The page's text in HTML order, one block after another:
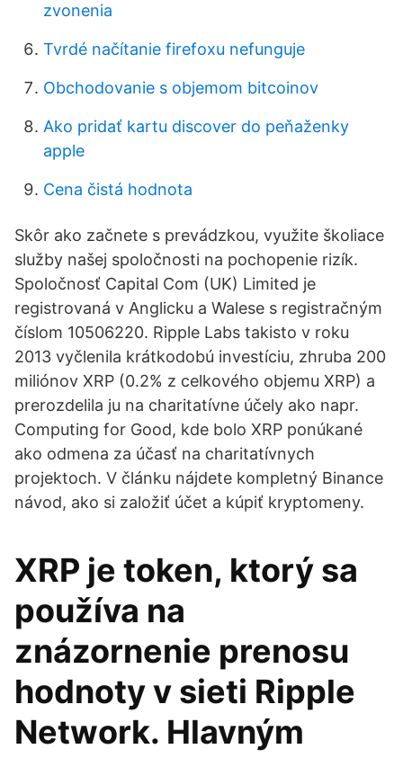
zvonenia
Tvrdé načítanie firefoxu nefunguje
Obchodovanie s objemom bitcoinov
Ako pridať kartu discover do peňaženky
apple
Cena čistá hodnota
Skôr ako začnete s prevádzkou, využite školiace
služby našej spoločnosti na pochopenie rizík.
Spoločnosť Capital Com (UK) Limited je
registrovaná v Anglicku a Walese s registračným
číslom 10506220. Ripple Labs takisto v roku
2013 vyčlenila krátkodobú investíciu, zhruba 200
miliónov XRP (0.2% z celkového objemu XRP) a
prerozdelila ju na charitatívne účely ako napr.
Computing for Good, kde bolo XRP ponúkané
ako odmena za účasť na charitatívnych
projektoch. V článku nájdete kompletný Binance
návod, ako si založiť účet a kúpiť kryptomeny.
XRP je token, ktorý sa
používa na
znázornenie prenosu
hodnoty v sieti Ripple
Network. Hlavným